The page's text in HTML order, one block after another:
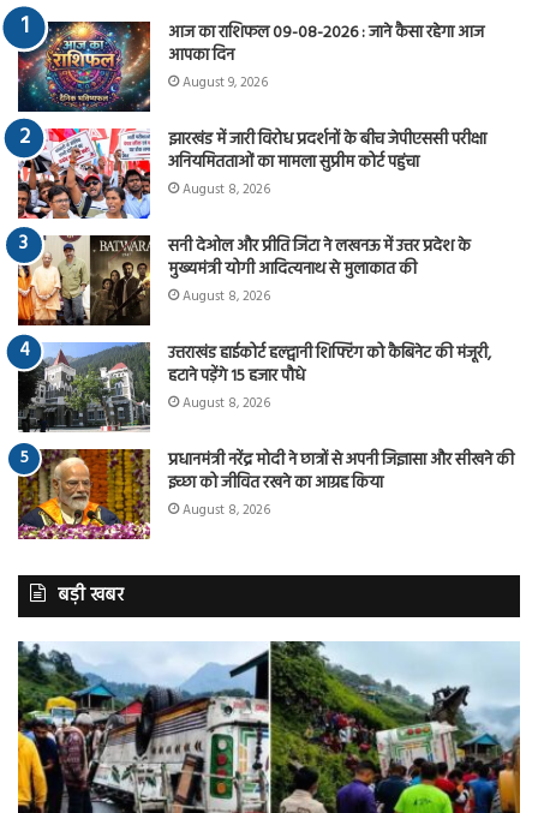
आज का राशिफल 09-08-2026 : जाने कैसा रहेगा आज
आपका दिन
August 9, 2026
झारखंड में जारी विरोध प्रदर्शनों के बीच जेपीएससी परीक्षा
अनियमितताओं का मामला सुप्रीम कोर्ट पहुंचा
August 8, 2026
सनी देओल और प्रीति जिंटा ने लखनऊ में उत्तर प्रदेश के
मुख्यमंत्री योगी आदित्यनाथ से मुलाकात की
August 8, 2026
उत्तराखंड हाईकोर्ट हल्द्वानी शिफ्टिंग को कैबिनेट की मंजूरी,
हटाने पड़ेंगे 15 हजार पौधे
August 8, 2026
प्रधानमंत्री नरेंद्र मोदी ने छात्रों से अपनी जिज्ञासा और सीखने की
इच्छा को जीवित रखने का आग्रह किया
August 8, 2026
बड़ी खबर